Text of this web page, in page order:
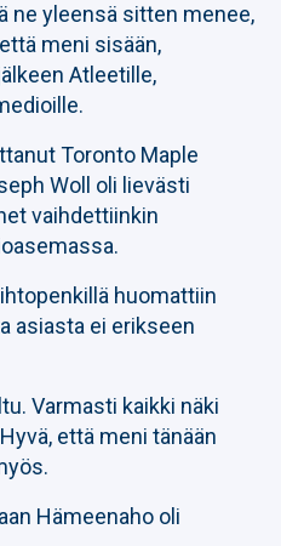
ne yleensä sitten menee,
meni sisään,
Atleetille,
Toronto Maple
Woll oli lievästi
vaihdettiinkin
huomattiin
asiasta ei erikseen
Varmasti kaikki näki
että meni tänään
Hämeenaho oli